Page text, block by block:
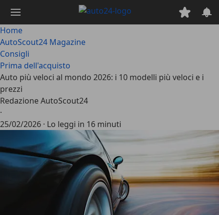
contenuto
principale
Home
AutoScout24 Magazine
Consigli
Prima dell'acquisto
Auto più veloci al mondo 2026: i 10 modelli più veloci e i
prezzi
Redazione AutoScout24
·
25/02/2026 · Lo leggi in 16 minuti